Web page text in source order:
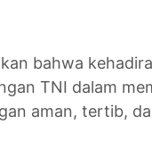
bahwa
TNI dalam
aman, tertib,